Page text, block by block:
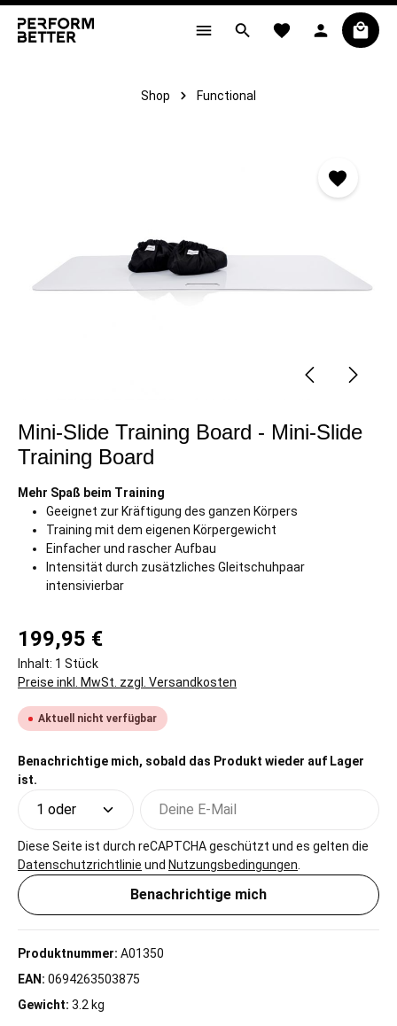
springen
Shop Functional
Mini-Slide Training Board - Mini-Slide
Training Board
Mehr Spaß beim Training
Geeignet zur Kräftigung des ganzen Körpers
Training mit dem eigenen Körpergewicht
Einfacher und rascher Aufbau
Intensität durch zusätzliches Gleitschuhpaar
intensivierbar
199,95 €
Inhalt: 1 Stück
Preise inkl. MwSt. zzgl. Versandkosten
Aktuell nicht verfügbar
Benachrichtige mich, sobald das Produkt wieder auf Lager
ist.
Diese Seite ist durch reCAPTCHA geschützt und es gelten die
Datenschutzrichtlinie und Nutzungsbedingungen
Benachrichtige mich
Produktnummer: A01350
EAN: 0694263503875
Gewicht: 3.2 kg